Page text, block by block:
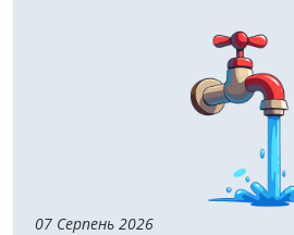
раціонально
07 Серпень 2026